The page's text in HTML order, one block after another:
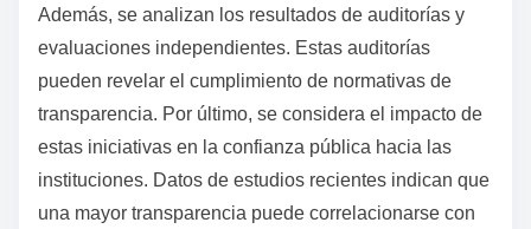
Además, se analizan los resultados de auditorías y
evaluaciones independientes. Estas auditorías
pueden revelar el cumplimiento de normativas de
transparencia. Por último, se considera el impacto de
estas iniciativas en la confianza pública hacia las
instituciones. Datos de estudios recientes indican que
una mayor transparencia puede correlacionarse con